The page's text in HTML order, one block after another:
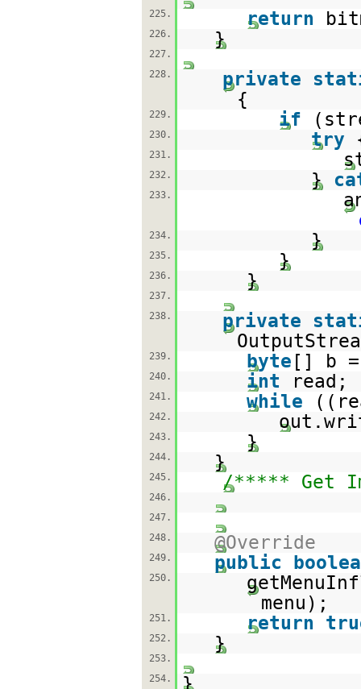
225.
return
226. }
227.
228.
private
{
229. if
230. try
231.
232. }
233.
234. }
235. }
236. }
237.
238.
private
239. byte [] b
240. int read;
241. while
242.
243. }
244. }
245. /***** Get
246.
247.
248.
@Override
249. public
250.
menu);
251. return
252. }
253.
254.
}